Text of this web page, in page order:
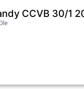
CCVB 30/1